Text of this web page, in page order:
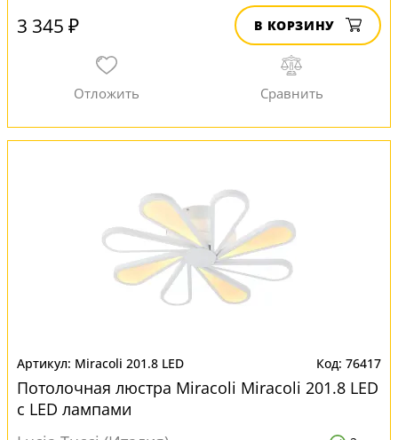
3 345 ₽ В КОРЗИНУ
Miracoli 201.8 LED 76417
Потолочная люстра Miracoli Miracoli 201.8 LED
с LED лампами